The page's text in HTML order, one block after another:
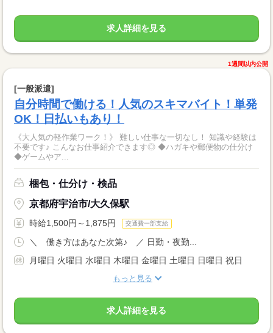
求人詳細を見る
1週間以内公開
[一般派遣]
自分時間で働ける！人気のスキマバイト！単発
OK！日払いもあり！
《大人気の軽作業ワーク！》 難しい仕事な一切なし！ 知識や経験は
不要です♪ こんなお仕事紹介できます◎ ◆ハガキや郵便物の仕分け
◆ゲームやア...
梱包・仕分け・検品
京都府宇治市/大久保駅
時給1,500円～1,875円 交通費一部支給
＼ 働き方はあなた次第♪ ／ 日勤・夜勤...
月曜日 火曜日 水曜日 木曜日 金曜日 土曜日 日曜日 祝日
もっと見る
求人詳細を見る